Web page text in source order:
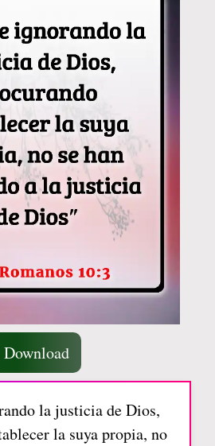
Download
la justicia de Dios,
la suya propia, no